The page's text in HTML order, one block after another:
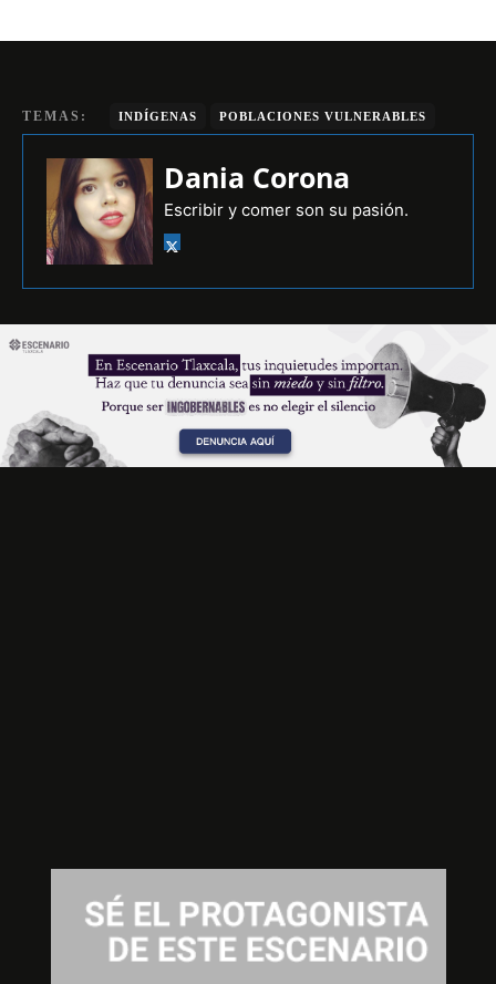
TEMAS: INDÍGENAS POBLACIONES VULNERABLES
Dania Corona
Escribir y comer son su pasión.